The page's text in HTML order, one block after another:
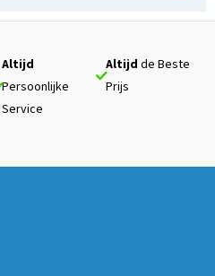
Altijd
Persoonlijke
Service
Altijdde Beste
Prijs